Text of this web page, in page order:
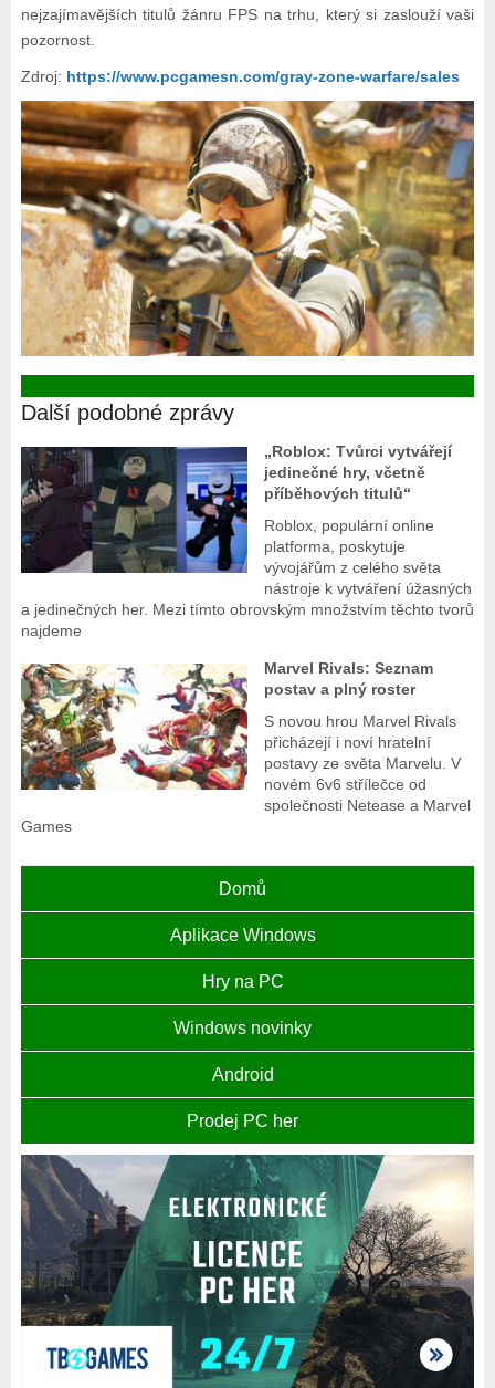
nejzajímavějších titulů žánru FPS na trhu, který si zaslouží vaši
pozornost.
Zdroj: https://www.pcgamesn.com/gray-zone-warfare/sales
Další podobné zprávy
„Roblox: Tvůrci vytvářejí
jedinečné hry, včetně
příběhových titulů“
Roblox, populární online
platforma, poskytuje
vývojářům z celého světa
nástroje k vytváření úžasných
a jedinečných her. Mezi tímto obrovským množstvím těchto tvorů
najdeme
Marvel Rivals: Seznam
postav a plný roster
S novou hrou Marvel Rivals
přicházejí i noví hratelní
postavy ze světa Marvelu. V
novém 6v6 střílečce od
společnosti Netease a Marvel
Games
Domů
Aplikace Windows
Hry na PC
Windows novinky
Android
Prodej PC her